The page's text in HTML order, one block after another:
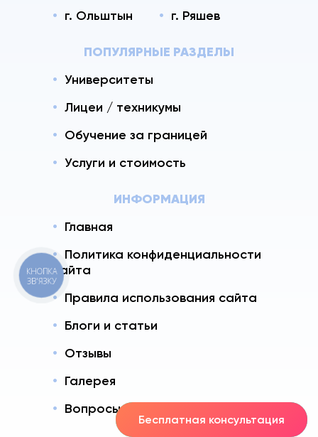
г. Ольштын
г. Ряшев
ПОПУЛЯРНЫЕ РАЗДЕЛЫ
Университеты
Лицеи / техникумы
Обучение за границей
Услуги и стоимость
ИНФОРМАЦИЯ
Главная
Политика конфиденциальности
сайта
Правила использования сайта
Блоги и статьи
Отзывы
Галерея
Вопросы - Ответы
Бесплатная консультация
КНОПКА
ЗВ'ЯЗКУ